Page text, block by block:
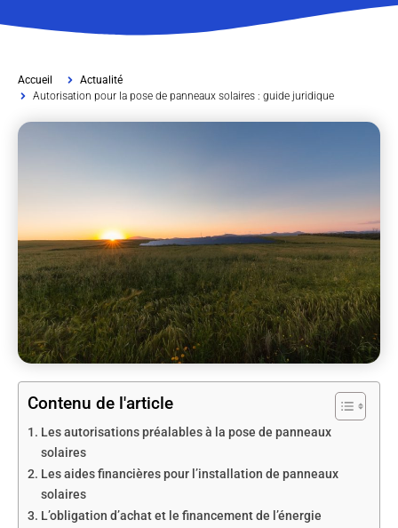
Accueil
Actualité
Autorisation pour la pose de panneaux solaires : guide juridique
Contenu de l'article
Les autorisations préalables à la pose de panneaux
solaires
Les aides financières pour l’installation de panneaux
solaires
L’obligation d’achat et le financement de l’énergie